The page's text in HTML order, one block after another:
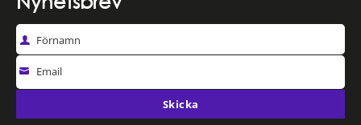
Förnamn
Email
Skicka